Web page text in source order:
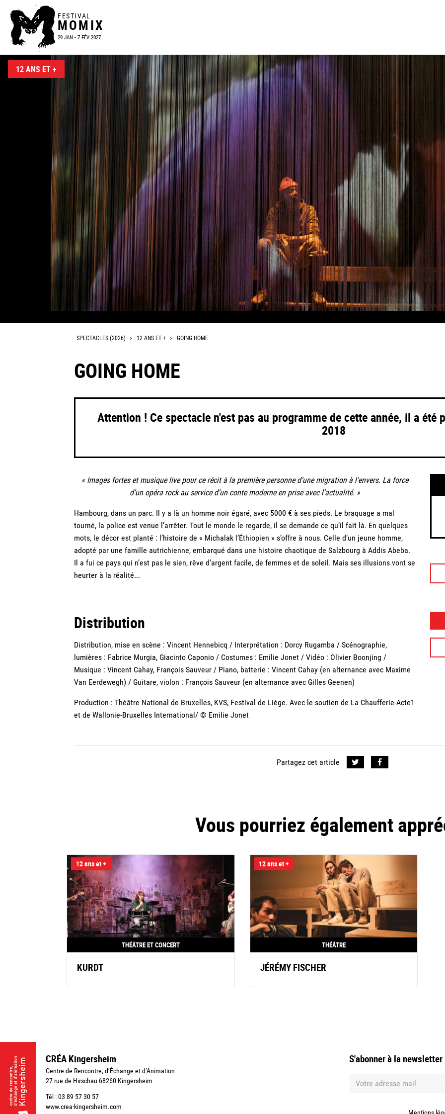
FESTIVAL
MOMIX
29 JAN - 7 FÉV 2027
12 ANS ET +
SPECTACLES (2026) > 12 ANS ET + > GOING HOME
GOING HOME
Attention ! Ce spectacle n'est pas au programme de cette année, il a été
2018
« Images fortes et musique live pour ce récit à la première personne d’une migration à l’envers. La force
d’un opéra rock au service d’un conte moderne en prise avec l’actualité. »
Hambourg, dans un parc. Il y a là un homme noir égaré, avec 5000 € à ses pieds. Le braquage a mal
tourné, la police est venue l’arrêter. Tout le monde le regarde, il se demande ce qu’il fait là. En quelques
mots, le décor est planté : l’histoire de « Michalak l’Éthiopien » s’offre à nous. Celle d’un jeune homme,
adopté par une famille autrichienne, embarqué dans une histoire chaotique de Salzbourg à Addis Abeba.
Il a fui ce pays qui n’est pas le sien, rêve d’argent facile, de femmes et de soleil. Mais ses illusions vont se
heurter à la réalité...
Distribution
Distribution, mise en scène : Vincent Hennebicq / Interprétation : Dorcy Rugamba / Scénographie,
lumières : Fabrice Murgia, Giacinto Caponio / Costumes : Emilie Jonet / Vidéo : Olivier Boonjing /
Musique : Vincent Cahay, François Sauveur / Piano, batterie : Vincent Cahay (en alternance avec Maxime
Van Eerdewegh) / Guitare, violon : François Sauveur (en alternance avec Gilles Geenen)
Production : Théâtre National de Bruxelles, KVS, Festival de Liège. Avec le soutien de La Chaufferie-Acte1
et de Wallonie-Bruxelles International/ © Emilie Jonet
Partagez cet article
Vous pourriez également
12 ans et +
THÉÂTRE ET CONCERT
KURDT
12 ans et +
THÉÂTRE
JÉRÉMY FISCHER
CRÉA Kingersheim
Centre de Rencontre, d’Échange et d’Animation
27 rue de Hirschau 68260 Kingersheim
Tél : 03 89 57 30 57
www.crea-kingersheim.com
S'abonner à la newsletter
Mentions